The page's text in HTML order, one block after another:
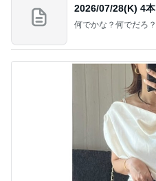
2026/07/28(K) 4本
何でかな？何でだろ？